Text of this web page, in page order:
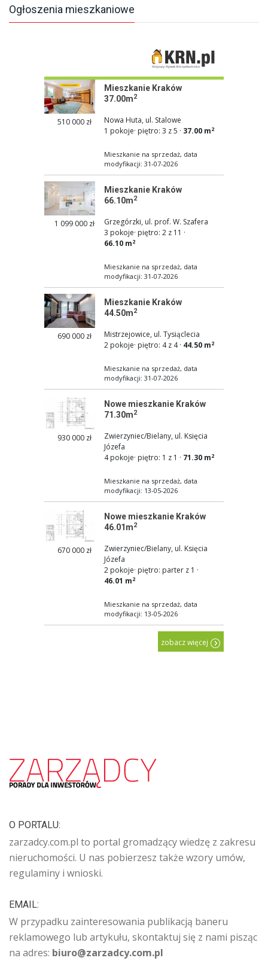
Ogłoszenia mieszkaniowe
510 000 zł
Mieszkanie Kraków
37.00m2
Nowa Huta, ul. Stalowe
1 pokoje· piętro: 3 z 5 · 37.00 m2
Mieszkanie na sprzedaż, data
modyfikacji: 31-07-2026
1 099 000 zł
Mieszkanie Kraków
66.10m2
Grzegórzki, ul. prof. W. Szafera
3 pokoje· piętro: 2 z 11 ·
66.10 m2
Mieszkanie na sprzedaż, data
modyfikacji: 31-07-2026
690 000 zł
Mieszkanie Kraków
44.50m2
Mistrzejowice, ul. Tysiąclecia
2 pokoje· piętro: 4 z 4· 44.50 m2
Mieszkanie na sprzedaż, data
modyfikacji: 31-07-2026
930 000 zł
Nowe mieszkanie Kraków
71.30m2
Zwierzyniec/Bielany, ul. Księcia
Józefa
4 pokoje· piętro: 1 z 1 · 71.30 m2
Mieszkanie na sprzedaż, data
modyfikacji: 13-05-2026
670 000 zł
Nowe mieszkanie Kraków
46.01m2
Zwierzyniec/Bielany, ul. Księcia
Józefa
2 pokoje· piętro: parter z 1 ·
46.01 m2
Mieszkanie na sprzedaż, data
modyfikacji: 13-05-2026
zobacz więcej
O PORTALU:
zarzadcy.com.pl to portal gromadzący wiedzę z zakresu
nieruchomości. U nas pobierzesz także wzory umów,
regulaminy i wnioski.
EMAIL:
W przypadku zainteresowania publikacją baneru
reklamowego lub artykułu, skontaktuj się z nami pisząc
na adres: biuro@zarzadcy.com.pl